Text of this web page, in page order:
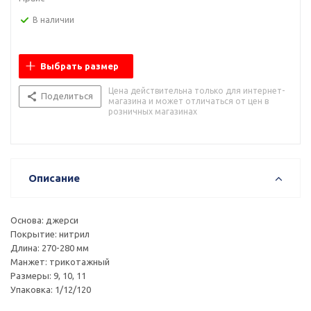
В наличии
Выбрать размер
Поделиться
Цена действительна только для интернет-
магазина и может отличаться от цен в
розничных магазинах
Описание
Основа: джерси
Покрытие: нитрил
Длина: 270-280 мм
Манжет: трикотажный
Размеры: 9, 10, 11
Упаковка: 1/12/120